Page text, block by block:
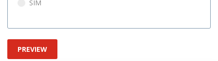
SIM
PREVIEW